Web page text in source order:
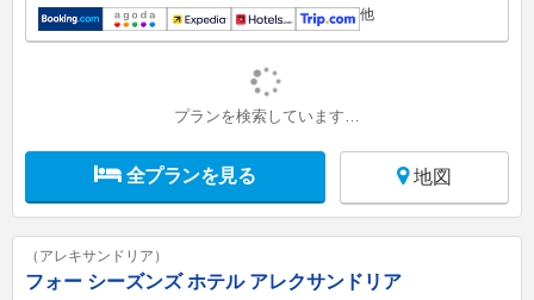
他
プランを検索しています…
全プランを見る 地図
（アレキサンドリア）
フォー シーズンズ ホテル アレクサンドリア